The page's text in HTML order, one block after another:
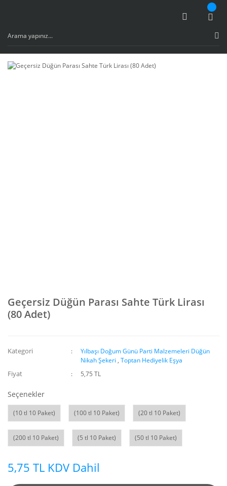
Geçersiz Düğün Parası Sahte Türk Lirası
(80 Adet)
Kategori
Yılbaşı Doğum Günü Parti Malzemeleri Düğün
Nikah Şekeri ,Toptan Hediyelik Eşya
Fiyat 5,75 TL
Seçenekler
(10 tl 10 Paket) (100 tl 10 Paket) (20 tl 10 Paket)
(200 tl 10 Paket) (5 tl 10 Paket) (50 tl 10 Paket)
5,75 TL KDV Dahil